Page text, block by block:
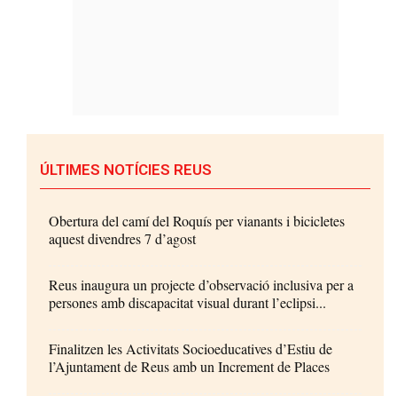
ÚLTIMES NOTÍCIES REUS
Obertura del camí del Roquís per vianants i bicicletes
aquest divendres 7 d’agost
Reus inaugura un projecte d’observació inclusiva per a
persones amb discapacitat visual durant l’eclipsi...
Finalitzen les Activitats Socioeducatives d’Estiu de
l’Ajuntament de Reus amb un Increment de Places